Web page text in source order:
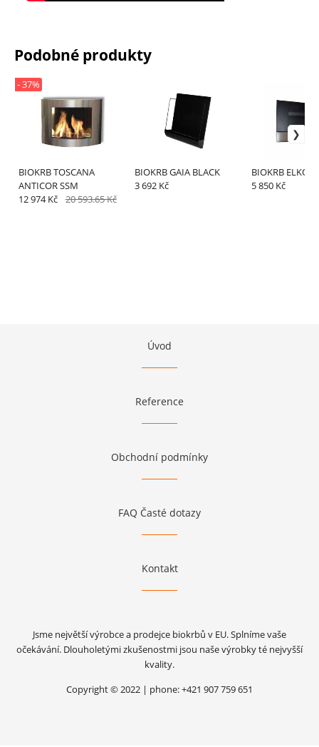
Podobné produkty
BIOKRB TOSCANA
ANTICOR SSM
- 37%
12 974 Kč 20 593.65 Kč
BIOKRB GAIA BLACK
3 692 Kč
BIOKRB ELKO
5 850 Kč
Úvod
Reference
Obchodní podmínky
FAQ Časté dotazy
Kontakt
Jsme největší výrobce a prodejce biokrbů v EU. Splníme vaše
očekávání. Dlouholetými zkušenostmi jsou naše výrobky té nejvyšší
kvality.
Copyright © 2022 | phone: +421 907 759 651